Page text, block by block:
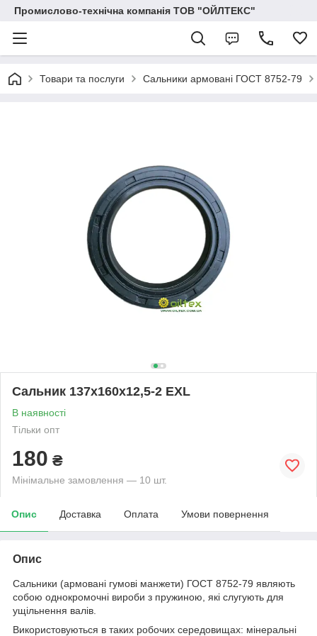
Промислово-технічна компанія ТОВ "ОЙЛТЕКС"
Товари та послуги Сальники армовані ГОСТ 8752-79
Сальник 137х160х12,5-2 EXL
В наявності
Тільки опт
180 ₴
Мінімальне замовлення — 10 шт.
Опис Доставка Оплата Умови повернення
Опис
Сальники (армовані гумові манжети) ГОСТ 8752-79 являють
собою однокромочні вироби з пружиною, які слугують для
ущільнення валів.
Використовуються в таких робочих середовищах: мінеральні